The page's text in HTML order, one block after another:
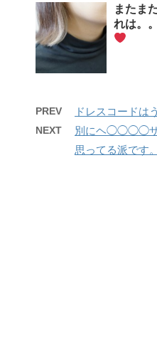
またま
れは。
PREV ドレスコードは
NEXT
別にヘ◯◯◯◯ザ
思ってる派です。